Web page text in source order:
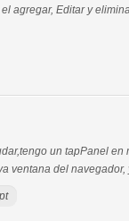
agregar, Editar y
un tapPanel
ventana del navegador,